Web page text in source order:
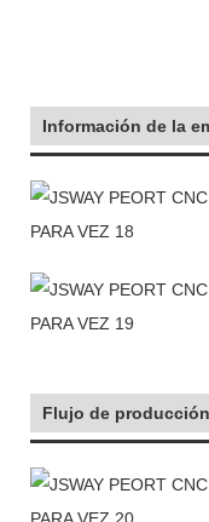
Información de la
Flujo de producción